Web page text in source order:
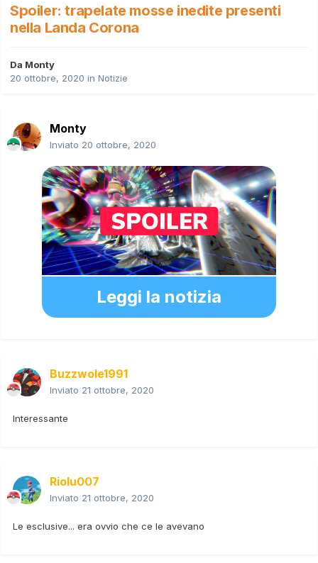
Spoiler: trapelate mosse inedite presenti
nella Landa Corona
Da Monty
20 ottobre, 2020 in Notizie
Monty
Inviato 20 ottobre, 2020
Leggi la notizia
Buzzwole1991
Inviato 21 ottobre, 2020
Interessante
Riolu007
Inviato 21 ottobre, 2020
Le esclusive... era ovvio che ce le avevano